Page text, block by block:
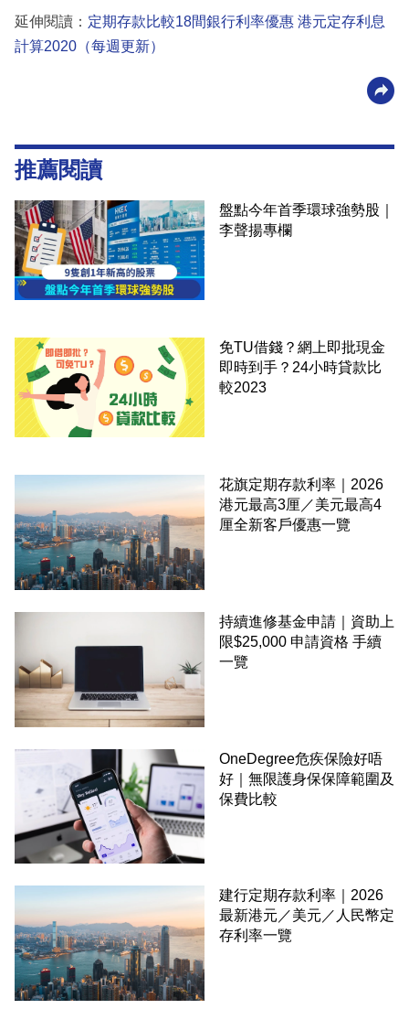
延伸閱讀： 定期存款比較18間銀行利率優惠 港元定存利息
計算2020（每週更新）
推薦閱讀
盤點今年首季環球強勢股｜
李聲揚專欄
免TU借錢？網上即批現金
即時到手？24小時貸款比
較2023
花旗定期存款利率｜2026
港元最高3厘／美元最高4
厘全新客戶優惠一覽
持續進修基金申請｜資助上
限$25,000 申請資格 手續
一覽
OneDegree危疾保險好唔
好｜無限護身保保障範圍及
保費比較
建行定期存款利率｜2026
最新港元／美元／人民幣定
存利率一覽